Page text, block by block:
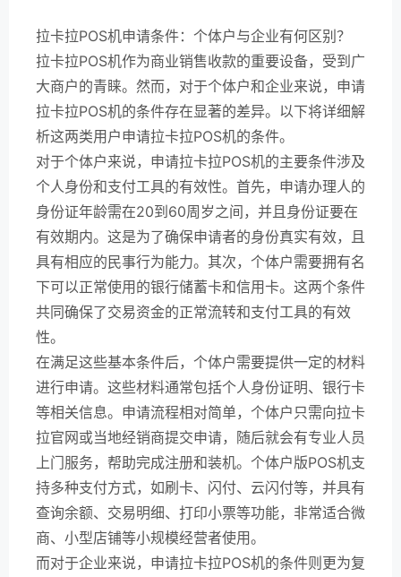
拉卡拉POS机申请条件：个体户与企业有何区别？
拉卡拉POS机作为商业销售收款的重要设备，受到广
大商户的青睐。然而，对于个体户和企业来说，申请
拉卡拉POS机的条件存在显著的差异。以下将详细解
析这两类用户申请拉卡拉POS机的条件。
对于个体户来说，申请拉卡拉POS机的主要条件涉及
个人身份和支付工具的有效性。首先，申请办理人的
身份证年龄需在20到60周岁之间，并且身份证要在
有效期内。这是为了确保申请者的身份真实有效，且
具有相应的民事行为能力。其次，个体户需要拥有名
下可以正常使用的银行储蓄卡和信用卡。这两个条件
共同确保了交易资金的正常流转和支付工具的有效
性。
在满足这些基本条件后，个体户需要提供一定的材料
进行申请。这些材料通常包括个人身份证明、银行卡
等相关信息。申请流程相对简单，个体户只需向拉卡
拉官网或当地经销商提交申请，随后就会有专业人员
上门服务，帮助完成注册和装机。个体户版POS机支
持多种支付方式，如刷卡、闪付、云闪付等，并具有
查询余额、交易明细、打印小票等功能，非常适合微
商、小型店铺等小规模经营者使用。
而对于企业来说，申请拉卡拉POS机的条件则更为复